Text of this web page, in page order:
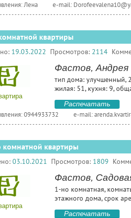
Лена e-mail:
квартиры
19.03.2022 Просмотров: 2114
Фастов, Андрея
тип дома: улучшенный,
жилая: 51, кухня: 9,
Распечатать
0944933732 e-mail:
квартиры
03.10.2021 Просмотров: 1809
Фастов,
1-но комнатная,
этажного дома, срок
Распечатать